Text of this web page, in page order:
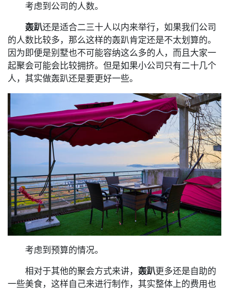
考虑到公司的人数。
轰趴还是适合二三十人以内来举行，如果我们公司
的人数比较多，那么这样的轰趴肯定还是不太划算的。
因为即便是别墅也不可能容纳这么多的人，而且大家一
起聚会可能会比较拥挤。但是如果小公司只有二十几个
人，其实做轰趴还是要更好一些。
考虑到预算的情况。
相对于其他的聚会方式来讲， 轰趴更多还是自助的
一些美食，这样自己来进行制作，其实整体上的费用也